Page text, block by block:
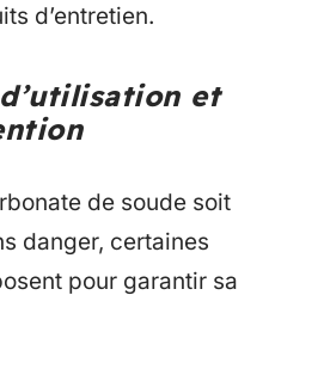
d’entretien.
et
de soude soit
danger, certaines
pour garantir sa